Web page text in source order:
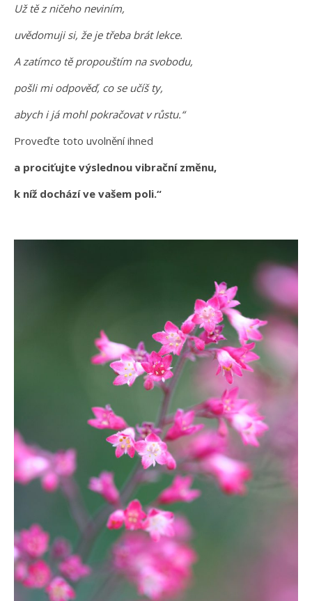
Už tě z ničeho neviním,
uvědomuji si, že je třeba brát lekce.
A zatímco tě propouštím na svobodu,
pošli mi odpověď, co se učíš ty,
abych i já mohl pokračovat v růstu.“
Proveďte toto uvolnění ihned
a prociťujte výslednou vibrační změnu,
k níž dochází ve vašem poli.“